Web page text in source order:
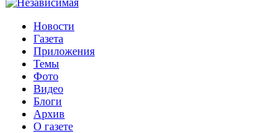
Новости
Газета
Приложения
Темы
Фото
Видео
Блоги
Архив
О газете